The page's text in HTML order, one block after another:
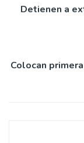
Detienen a
Colocan